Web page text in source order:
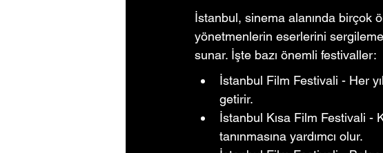
İstanbul, sinema alanında birçok
yönetmenlerin eserlerini
sunar. İşte bazı önemli festivaller:
İstanbul Film Festivali - Her
getirir.
İstanbul Kısa Film Festivali -
tanınmasına yardımcı olur.